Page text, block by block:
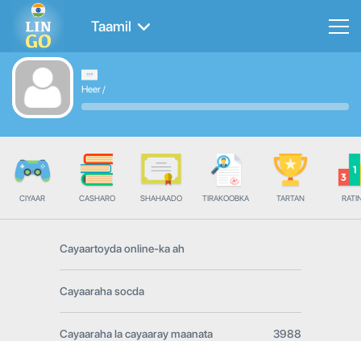
Taamil
Heer/
CIYAAR CASHARO SHAHAADO TIRAKOOBKA TARTAN
Cayaartoyda online-ka ah
Cayaaraha socda
Cayaaraha la cayaaray maanata 3988